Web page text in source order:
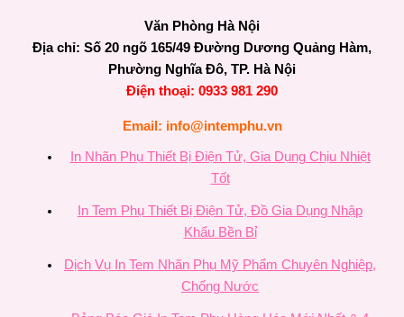
Văn Phòng Hà Nội
Địa chỉ: Số 20 ngõ 165/49 Đường Dương Quảng Hàm,
Phường Nghĩa Đô, TP. Hà Nội
Điện thoại: 0933 981 290
Email: info@intemphu.vn
In Nhãn Phụ Thiết Bị Điện Tử, Gia Dụng Chịu Nhiệt
Tốt
In Tem Phụ Thiết Bị Điện Tử, Đồ Gia Dụng Nhập
Khẩu Bền Bỉ
Dịch Vụ In Tem Nhãn Phụ Mỹ Phẩm Chuyên Nghiệp,
Chống Nước